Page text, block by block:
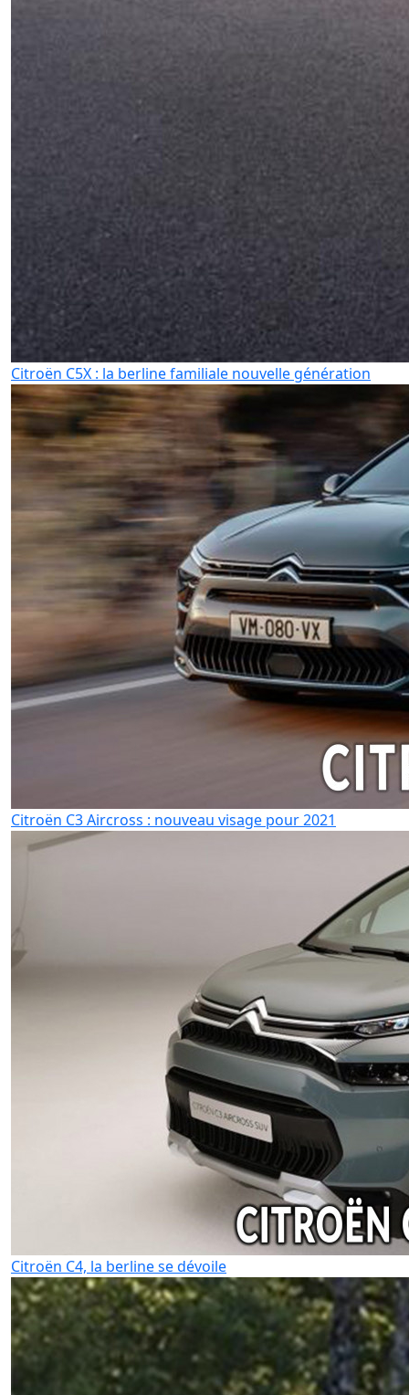
Citroën C5X : la berline familiale nouvelle génération
Citroën C3 Aircross : nouveau visage pour 2021
Citroën C4, la berline se dévoile